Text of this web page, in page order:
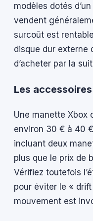
modèles dotés
vendent
surcoût est
disque dur externe
d’acheter par la
Les
Une manette Xbox
environ 30 € à 40
incluant deux
plus que le prix de
Vérifiez toutefois
pour éviter le «
mouvement est